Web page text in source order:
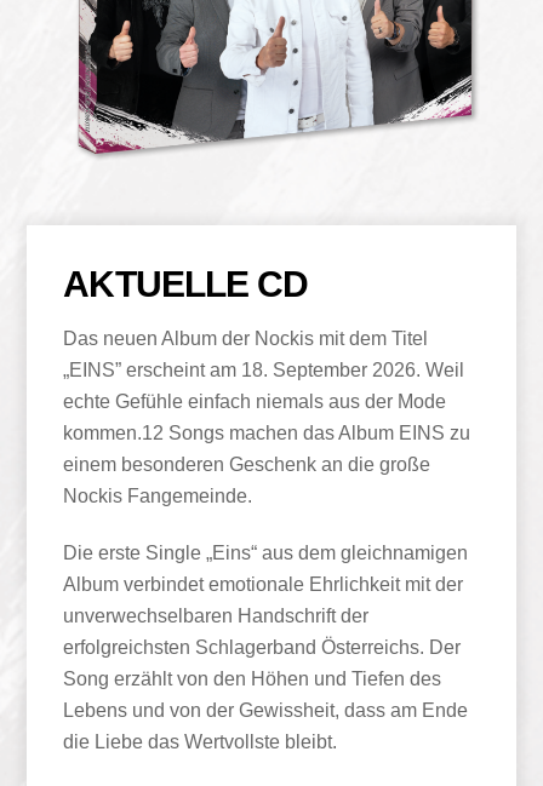
AKTUELLE CD
Das neuen Album der Nockis mit dem Titel
„EINS” erscheint am 18. September 2026. Weil
echte Gefühle einfach niemals aus der Mode
kommen.12 Songs machen das Album EINS zu
einem besonderen Geschenk an die große
Nockis Fangemeinde.
Die erste Single „Eins“ aus dem gleichnamigen
Album verbindet emotionale Ehrlichkeit mit der
unverwechselbaren Handschrift der
erfolgreichsten Schlagerband Österreichs. Der
Song erzählt von den Höhen und Tiefen des
Lebens und von der Gewissheit, dass am Ende
die Liebe das Wertvollste bleibt.